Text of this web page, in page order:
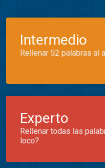
Intermedio
Rellenar 52 palabras al
Experto
Rellenar todas las
loco?